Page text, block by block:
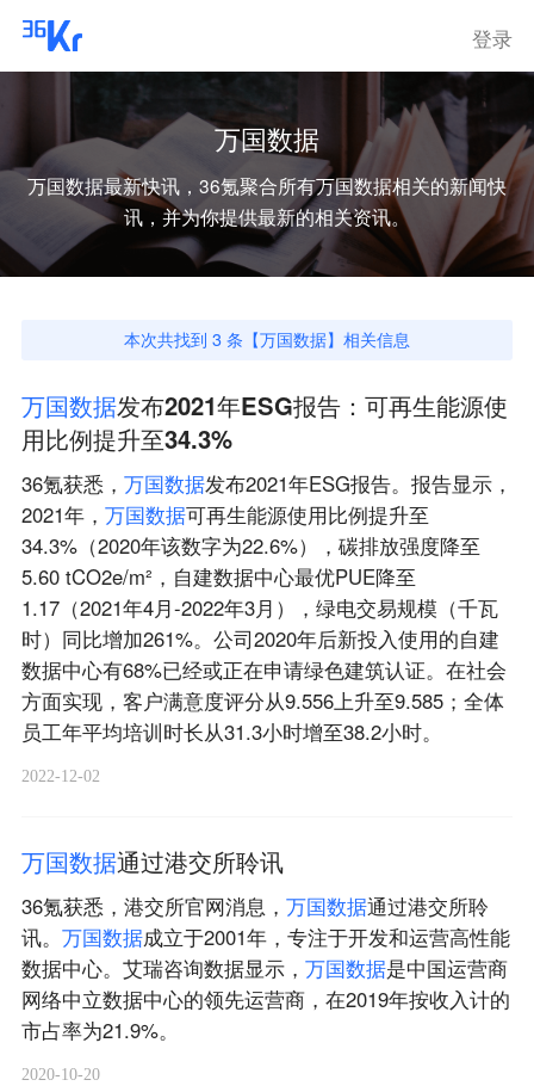
登录
万国数据
万国数据最新快讯，36氪聚合所有万国数据相关的新闻快
讯，并为你提供最新的相关资讯。
本次共找到 3 条【万国数据】相关信息
万国数据发布2021年ESG报告：可再生能源使
用比例提升至34.3%
36氪获悉， 万国数据发布2021年ESG报告。报告显示，
2021年， 万国数据可再生能源使用比例提升至
34.3%（2020年该数字为22.6%），碳排放强度降至
5.60 tCO2e/m²，自建数据中心最优PUE降至
1.17（2021年4月-2022年3月），绿电交易规模（千瓦
时）同比增加261%。公司2020年后新投入使用的自建
数据中心有68%已经或正在申请绿色建筑认证。在社会
方面实现，客户满意度评分从9.556上升至9.585；全体
员工年平均培训时长从31.3小时增至38.2小时。
2022-12-02
万国数据通过港交所聆讯
36氪获悉，港交所官网消息， 万国数据通过港交所聆
讯。 万国数据成立于2001年，专注于开发和运营高性能
数据中心。艾瑞咨询数据显示， 万国数据是中国运营商
网络中立数据中心的领先运营商，在2019年按收入计的
市占率为21.9%。
2020-10-20